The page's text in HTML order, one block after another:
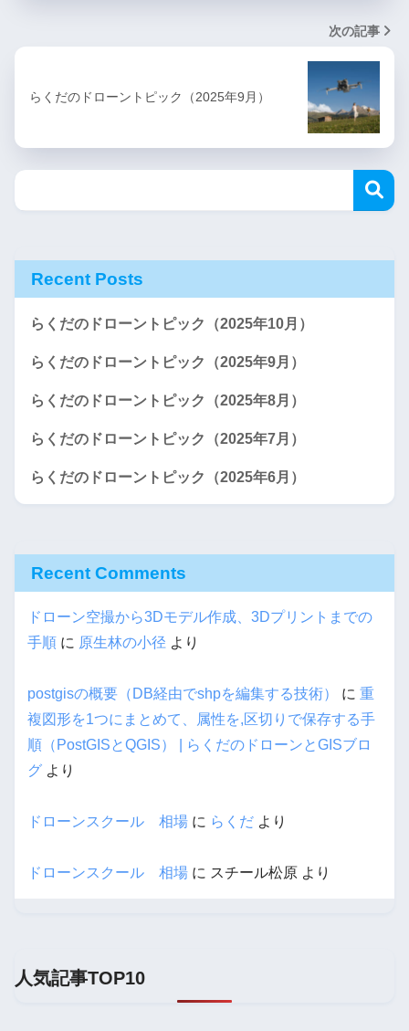
次の記事
らくだのドローントピック（2025年9月）
Recent Posts
らくだのドローントピック（2025年10月）
らくだのドローントピック（2025年9月）
らくだのドローントピック（2025年8月）
らくだのドローントピック（2025年7月）
らくだのドローントピック（2025年6月）
Recent Comments
ドローン空撮から3Dモデル作成、3Dプリントまでの
手順 に 原生林の小径 より
postgisの概要（DB経由でshpを編集する技術） に 重
複図形を1つにまとめて、属性を,区切りで保存する手
順（PostGISとQGIS） | らくだのドローンとGISブロ
グ より
ドローンスクール 相場 に らくだ より
ドローンスクール 相場 に スチール松原 より
人気記事TOP10